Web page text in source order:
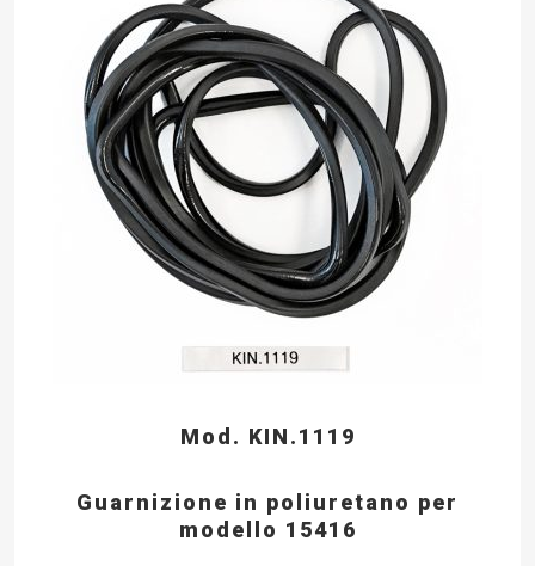
Mod. KIN.1119
Guarnizione in poliuretano per
modello 15416